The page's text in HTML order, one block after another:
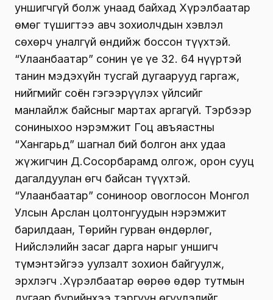
уншигчгүй болж унаад байхад Хүрэлбаатар
өмөг түшигтээ авч зохиолчдын хэвлэл
сөхөрч уналгүй өндийж боссон түүхтэй.
“Улаанбаатар” сонин үе үе 32. 64 нүүртэй
танин мэдэхүйн тусгай дугаарууд гаргаж,
нийгмийг соён гэгээрүүлэх үйлсийг
манлайлж байсныг мартах аргагүй. Тэрбээр
сониныхоо нэрэмжит Гоц авъяастны
“Хангарьд” шагнал бий болгон анх удаа
жүжигчин Д.Сосорбарамд олгож, орон сууц
дагалдуулан өгч байсан түүхтэй.
“Улаанбаатар” сониноор овоглосон Монгол
Улсын Арслан цолтонгуудын нэрэмжит
барилдаан, Төрийн гурван өндөрлөг,
Нийслэлийн засаг дарга нарыг уншигч
түмэнтэйгээ уулзалт зохион байгуулж,
эрхлэгч Ү.Хүрэлбаатар өөрөө өдөр тутмын